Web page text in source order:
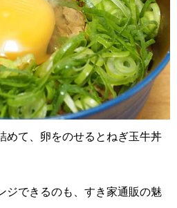
めて、卵をのせるとねぎ玉牛丼
ジできるのも、すき家通販の魅